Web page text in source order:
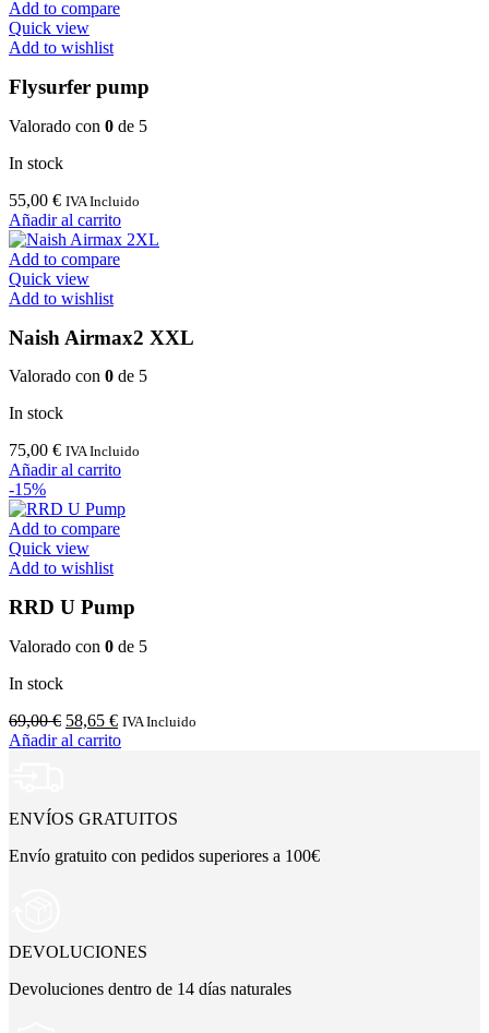
Add to compare
Quick view
Add to wishlist
Flysurfer pump
Valorado con 0 de 5
In stock
55,00 € IVA Incluido
Añadir al carrito
Add to compare
Quick view
Add to wishlist
Naish Airmax2 XXL
Valorado con 0 de 5
In stock
75,00 € IVA Incluido
Añadir al carrito
-15%
Add to compare
Quick view
Add to wishlist
RRD U Pump
Valorado con 0 de 5
In stock
69,00€ El
precio
58,65 €El
precio
IVA Incluido
Añadir al carrito
ENVÍOS GRATUITOS
Envío gratuito con pedidos superiores a 100€
DEVOLUCIONES
Devoluciones dentro de 14 días naturales